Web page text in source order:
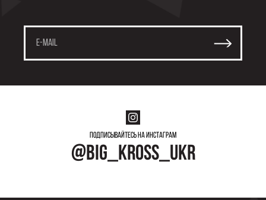
Подписывайтесь на инстаграм
@big_kross_ukr